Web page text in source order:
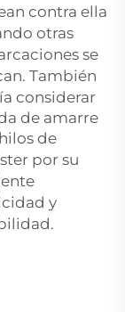
contra ella
otras
se
También
considerar
de amarre
de
por su
y